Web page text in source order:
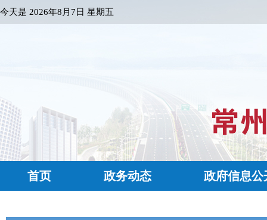
今天是 2026年8月7日 星期五
首页 政务动态 政府信息公